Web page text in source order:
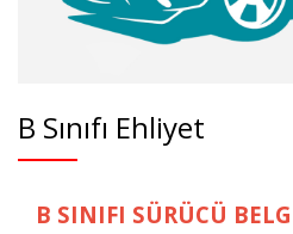
B Sınıfı Ehliyet
B SINIFI SÜRÜCÜ